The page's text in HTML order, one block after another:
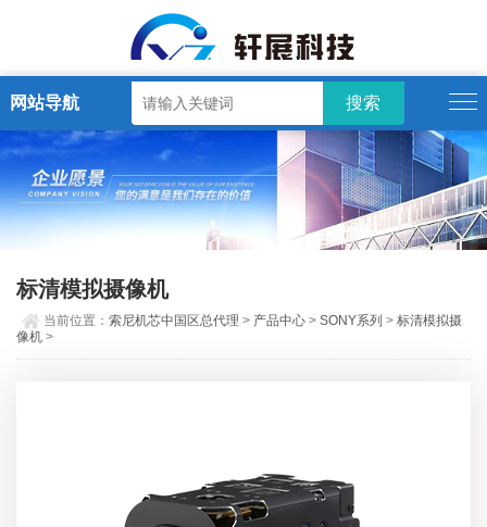
网站导航
标清模拟摄像机
当前位置：索尼机芯中国区总代理 > 产品中心 >SONY系列 >标清模拟摄
像机 >